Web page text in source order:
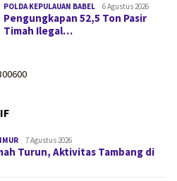
POLDA KEPULAUAN BABEL 6 Agustus 2026
Pengungkapan 52,5 Ton Pasir
Timah Ilegal…
7 Agustus 2026
Turun, Aktivitas Tambang di